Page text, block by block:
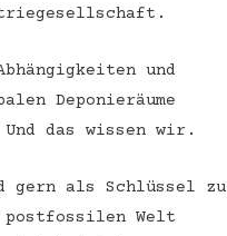
und
Deponieräume
das wissen wir.
gern als Schlüssel zu
postfossilen Welt